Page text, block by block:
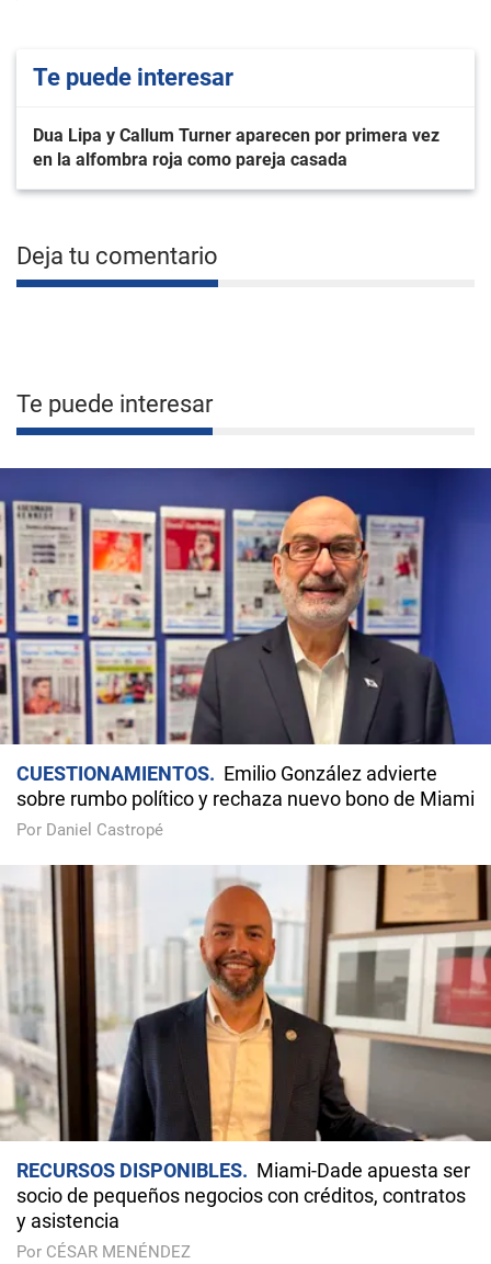
Te puede interesar
Dua Lipa y Callum Turner aparecen por primera vez
en la alfombra roja como pareja casada
Deja tu comentario
Te puede interesar
CUESTIONAMIENTOS
Emilio González advierte
sobre rumbo político y rechaza nuevo bono de Miami
Por Daniel Castropé
RECURSOS DISPONIBLES
Miami-Dade apuesta ser
socio de pequeños negocios con créditos, contratos
y asistencia
Por CÉSAR MENÉNDEZ